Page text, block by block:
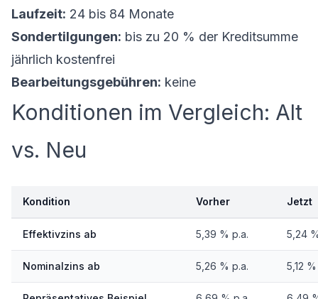
Laufzeit: 24 bis 84 Monate
Sondertilgungen: bis zu 20 % der Kreditsumme
jährlich kostenfrei
Bearbeitungsgebühren: keine
Konditionen im Vergleich: Alt
vs. Neu
Kondition Vorher Jetzt
Effektivzins ab 5,39 % p.a. 5,24
Nominalzins ab 5,26 % p.a. 5,12